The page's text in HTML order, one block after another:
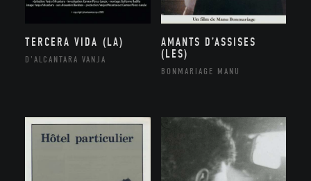
TERCERA VIDA (LA)
D'ALCANTARA VANJA
AMANTS D’ASSISES
(LES)
BONMARIAGE MANU